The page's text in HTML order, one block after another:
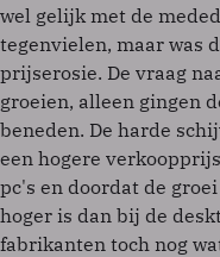
wel gelijk met de
tegenvielen, maar was
prijserosie. De vraag
groeien, alleen gingen
beneden. De harde
een hogere
pc's en doordat de
hoger is dan bij de
fabrikanten toch nog